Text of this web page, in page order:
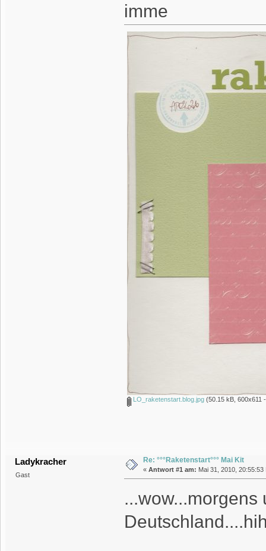
imme
LO_raketenstart.blog.jpg(50.15 kB, 600x611
Ladykracher
Gast
Re: °°°Raketenstart°°° Mai Kit
« Antwort #1 am: Mai 31, 2010, 20:55:53
...wow...morgens